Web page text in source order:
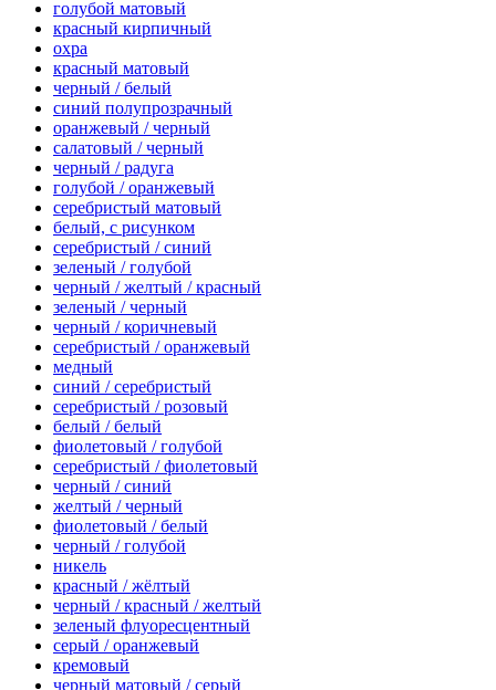
голубой матовый
красный кирпичный
охра
красный матовый
черный / белый
синий полупрозрачный
оранжевый / черный
салатовый / черный
черный / радуга
голубой / оранжевый
серебристый матовый
белый, с рисунком
серебристый / синий
зеленый / голубой
черный / желтый / красный
зеленый / черный
черный / коричневый
серебристый / оранжевый
медный
синий / серебристый
серебристый / розовый
белый / белый
фиолетовый / голубой
серебристый / фиолетовый
черный / синий
желтый / черный
фиолетовый / белый
черный / голубой
никель
красный / жёлтый
черный / красный / желтый
зеленый флуоресцентный
серый / оранжевый
кремовый
черный матовый / серый